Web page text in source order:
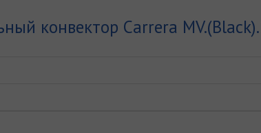
конвектор Carrera